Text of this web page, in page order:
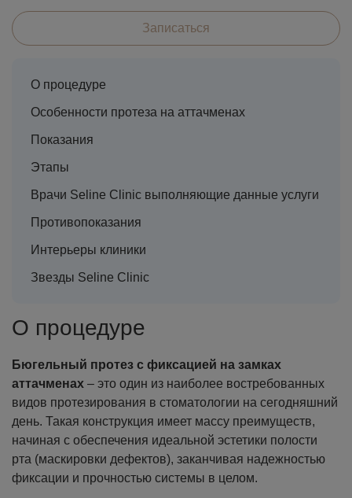
Записаться
О процедуре
Особенности протеза на аттачменах
Показания
Этапы
Врачи Seline Clinic выполняющие данные услуги
Противопоказания
Интерьеры клиники
Звезды Seline Clinic
О процедуре
Бюгельный протез с фиксацией на замках
аттачменах – это один из наиболее востребованных
видов протезирования в стоматологии на сегодняшний
день. Такая конструкция имеет массу преимуществ,
начиная с обеспечения идеальной эстетики полости
рта (маскировки дефектов), заканчивая надежностью
фиксации и прочностью системы в целом.